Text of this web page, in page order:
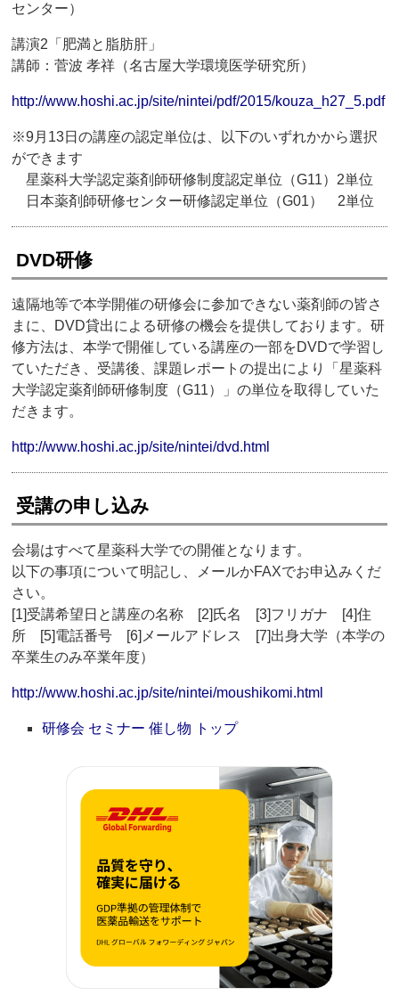
センター）
講演2「肥満と脂肪肝」
講師：菅波 孝祥（名古屋大学環境医学研究所）
http://www.hoshi.ac.jp/site/nintei/pdf/2015/kouza_h27_5.pdf
※9月13日の講座の認定単位は、以下のいずれかから選択
ができます
星薬科大学認定薬剤師研修制度認定単位（G11）2単位
日本薬剤師研修センター研修認定単位（G01） 2単位
DVD研修
遠隔地等で本学開催の研修会に参加できない薬剤師の皆さ
まに、DVD貸出による研修の機会を提供しております。研
修方法は、本学で開催している講座の一部をDVDで学習し
ていただき、受講後、課題レポートの提出により「星薬科
大学認定薬剤師研修制度（G11）」の単位を取得していた
だきます。
http://www.hoshi.ac.jp/site/nintei/dvd.html
受講の申し込み
会場はすべて星薬科大学での開催となります。
以下の事項について明記し、メールかFAXでお申込みくだ
さい。
[1]受講希望日と講座の名称 [2]氏名 [3]フリガナ [4]住
所 [5]電話番号 [6]メールアドレス [7]出身大学（本学の
卒業生のみ卒業年度）
http://www.hoshi.ac.jp/site/nintei/moushikomi.html
研修会 セミナー 催し物 トップ